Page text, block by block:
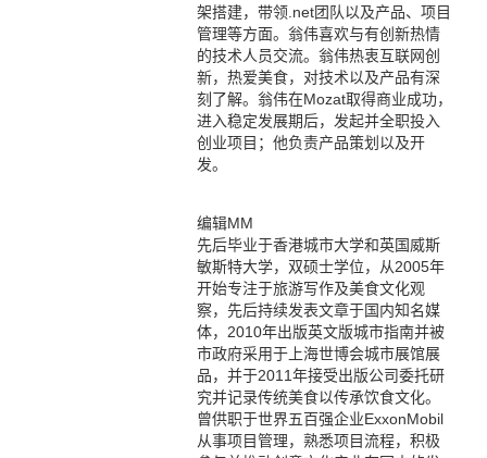
架搭建，带领.net团队以及产品、项目
管理等方面。翁伟喜欢与有创新热情
的技术人员交流。翁伟热衷互联网创
新，热爱美食，对技术以及产品有深
刻了解。翁伟在Mozat取得商业成功，
进入稳定发展期后，发起并全职投入
创业项目；他负责产品策划以及开
发。
编辑MM
先后毕业于香港城市大学和英国威斯
敏斯特大学，双硕士学位，从2005年
开始专注于旅游写作及美食文化观
察，先后持续发表文章于国内知名媒
体，2010年出版英文版城市指南并被
市政府采用于上海世博会城市展馆展
品，并于2011年接受出版公司委托研
究并记录传统美食以传承饮食文化。
曾供职于世界五百强企业ExxonMobil
从事项目管理，熟悉项目流程，积极